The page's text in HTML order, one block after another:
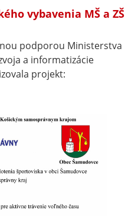
vybavenia MŠ a ZŠ
podporou Ministerstva
a informatizácie
projekt: